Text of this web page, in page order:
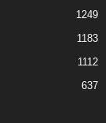
1249
1183
1112
637